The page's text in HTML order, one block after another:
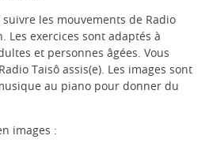
les mouvements de Radio
Les exercices sont adaptés à
et personnes âgées. Vous
Taisô assis(e). Les images sont
au piano pour donner du
images :